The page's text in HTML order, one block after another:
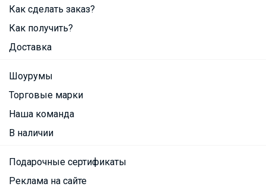
Как сделать заказ?
Как получить?
Доставка
Шоурумы
Торговые марки
Наша команда
В наличии
Подарочные сертификаты
Реклама на сайте